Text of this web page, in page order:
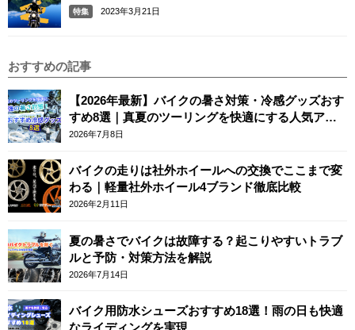
特集 2023年3月21日
おすすめの記事
【2026年最新】バイクの暑さ対策・冷感グッズおす
すめ8選｜真夏のツーリングを快適にする人気アイ
テム
2026年7月8日
バイクの走りは社外ホイールへの交換でここまで変
わる｜軽量社外ホイール4ブランド徹底比較
2026年2月11日
夏の暑さでバイクは故障する？起こりやすいトラブ
ルと予防・対策方法を解説
2026年7月14日
バイク用防水シューズおすすめ18選！雨の日も快適
なライディングを実現